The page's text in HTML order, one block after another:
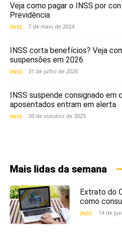
Veja como pagar o INSS por
Previdência
INSS 7 de maio de 2024
INSS corta benefícios? Veja
suspensões em 2026
INSS 31 de julho de 2026
INSS suspende consignado em
aposentados entram em alerta
INSS 20 de outubro de 2025
Mais lidas da semana
Extrato do
como
INSS 14 de